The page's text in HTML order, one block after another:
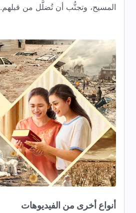
المسيح، وتجنُّب أن تُضلَّل من قبلهم.
أنواع أخرى من الفيديوهات